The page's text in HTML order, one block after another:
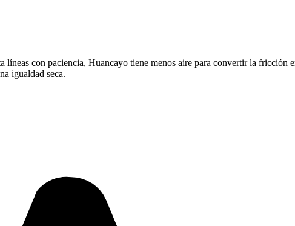
con paciencia, Huancayo tiene menos aire para convertir la fricción
igualdad seca.